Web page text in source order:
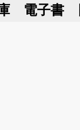
電子書